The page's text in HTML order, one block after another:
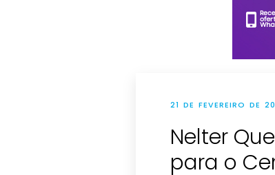
21 DE FEVEREIRO DE
Nelter
para o